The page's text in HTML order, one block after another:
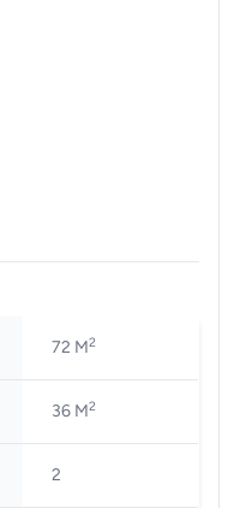
72 M2
36 M2
2